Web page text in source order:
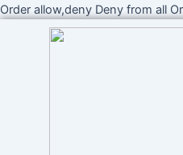
Order allow,deny Deny from all